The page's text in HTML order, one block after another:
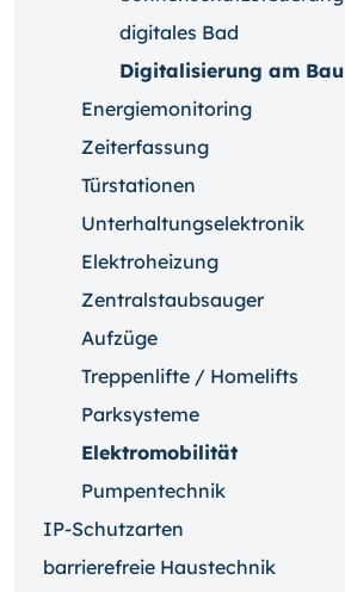
digitales Bad
Digitalisierung am Bau
Energiemonitoring
Zeiterfassung
Türstationen
Unterhaltungselektronik
Elektroheizung
Zentralstaubsauger
Aufzüge
Treppenlifte / Homelifts
Parksysteme
Elektromobilität
Pumpentechnik
IP-Schutzarten
barrierefreie Haustechnik